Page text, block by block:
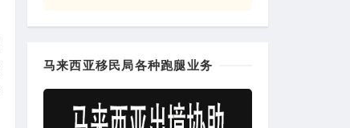
马来西亚移民局各种跑腿业务